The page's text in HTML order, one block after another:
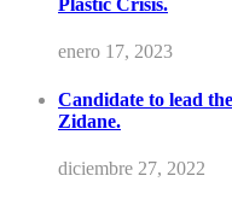
Plastic Crisis.
enero 17, 2023
Candidate to lead
Zidane.
diciembre 27, 2022